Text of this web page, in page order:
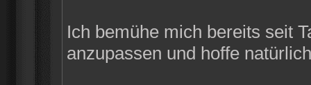
Ich bemühe mich bereits seit
anzupassen und hoffe